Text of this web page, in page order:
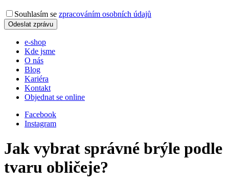
Souhlasím se zpracováním osobních údajů
e-shop
Kde jsme
O nás
Blog
Kariéra
Kontakt
Objednat se online
Facebook
Instagram
Jak vybrat správné brýle podle
tvaru obličeje?